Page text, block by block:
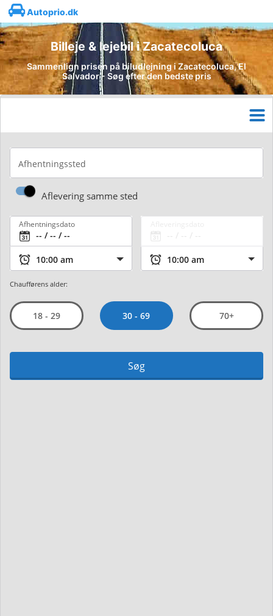
Autoprio.dk
Billeje & lejebil i Zacatecoluca
Sammenlign prisen på biludlejning i Zacatecoluca, El
Salvador - Søg efter den bedste pris
Afhentningssted
Aflevering samme sted
Afhentningsdato
Chaufførens alder:
18 - 29 30 - 69 70+
Søg